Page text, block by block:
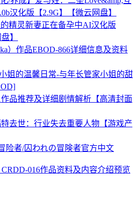
汉化版【2.9G】【微云网盘】
的精灵新妻正在备孕中AI汉化版
】
）作品EBOD-866详细信息及资料
姐的温馨日常-与年长管家小姐的甜
品推荐及详细剧情解析【高清封面
去世：行业失去重要人物【游戏产
险者/囚われの冒険者官方中文
016作品资料及内容介绍预览